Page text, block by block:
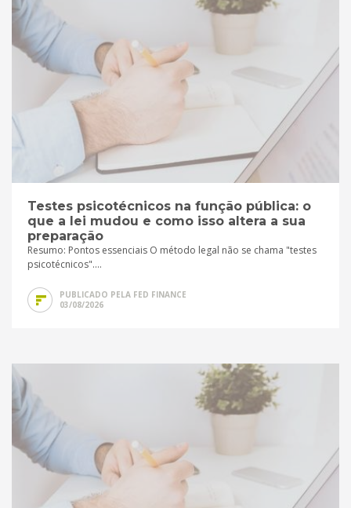
Testes psicotécnicos na função pública: o
que a lei mudou e como isso altera a sua
preparação
Resumo: Pontos essenciais O método legal não se chama "testes
psicotécnicos"....
PUBLICADO PELA FED FINANCE
03/08/2026